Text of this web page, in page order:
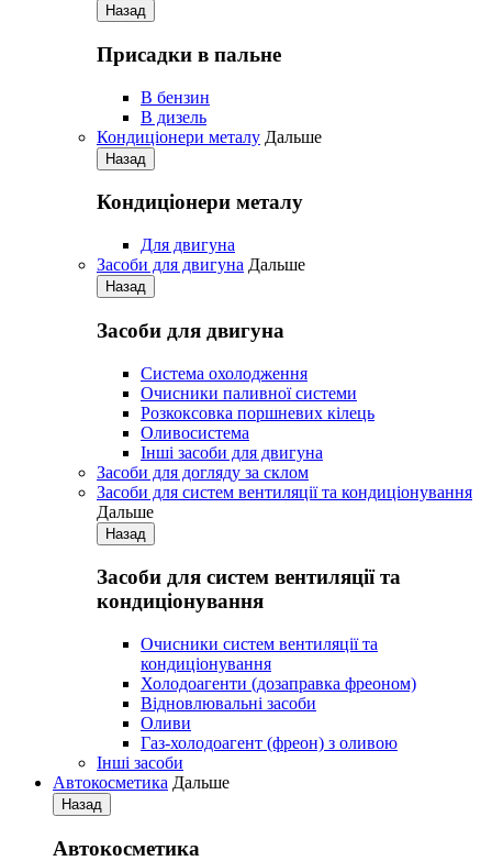
Назад
Присадки в пальне
В бензин
В дизель
Кондиціонери металу Дальше
Назад
Кондиціонери металу
Для двигуна
Засоби для двигуна Дальше
Назад
Засоби для двигуна
Система охолодження
Очисники паливної системи
Розкоксовка поршневих кілець
Оливосистема
Iнші засоби для двигуна
Засоби для догляду за склом
Засоби для систем вентиляції та кондиціонування
Дальше
Назад
Засоби для систем вентиляції та
кондиціонування
Очисники систем вентиляції та
кондиціонування
Холодоагенти (дозаправка фреоном)
Відновлювальні засоби
Оливи
Газ-холодоагент (фреон) з оливою
Iнші засоби
Автокосметика Дальше
Назад
Автокосметика